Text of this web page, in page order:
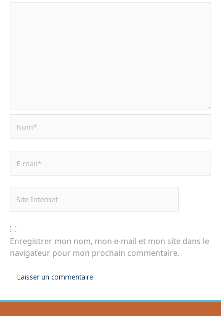
Enregistrer mon nom, mon e-mail et mon site dans le
navigateur pour mon prochain commentaire.